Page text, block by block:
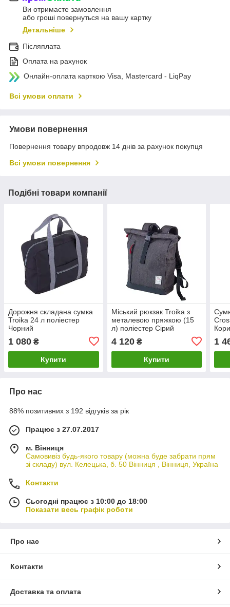
Ви отримаєте замовлення
або гроші повернуться на вашу картку
Детальніше
Післяплата
Оплата на рахунок
Онлайн-оплата карткою Visa, Mastercard - LiqPay
Всі умови оплати
Умови повернення
Повернення товару впродовж 14 днів за рахунок покупця
Всі умови повернення
Подібні товари компанії
Дорожня складана сумка
Troika 24 л поліестер
Чорний
1 080 ₴
Купити
Міський рюкзак Troika з
металевою пряжкою (15
л) поліестер Сірий
4 120₴
Купити
1
Про нас
88% позитивних з 192 відгуків за рік
Працює з 27.07.2017
м. Вінниця
Самовивіз будь-якого товару (можна буде забрати прям
зі складу) вул. Келецька, б. 50 Вінниця , Вінниця, Україна
Контакти
Сьогодні працює з 10:00 до 18:00
Показати весь графік роботи
Про нас
Контакти
Доставка та оплата